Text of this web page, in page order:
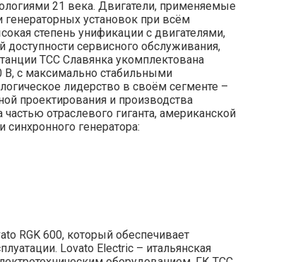
21 века. Двигатели, применяемые
установок при всём
степень унификации с двигателями,
сервисного обслуживания,
ТСС Славянка укомплектована
В, с максимально стабильными
лидерство в своём сегменте –
проектирования и производства
отраслевого гиганта, американской
генератора:
RGK 600, который обеспечивает
Lovato Electric – итальянская